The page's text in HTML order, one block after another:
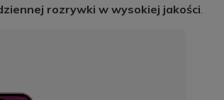
rozrywki w wysokiej jakości